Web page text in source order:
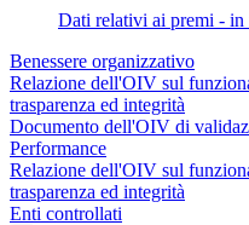
Dati relativi ai premi - in
Benessere organizzativo
Relazione dell'OIV sul
trasparenza ed integrità
Documento dell'OIV di
Performance
Relazione dell'OIV sul
trasparenza ed integrità
Enti controllati